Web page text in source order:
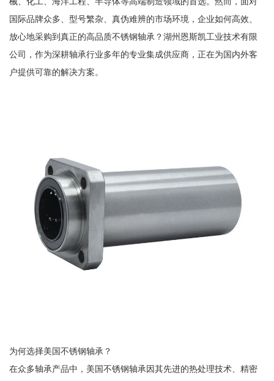
国际品牌众多、型号繁杂、真伪难辨的市场环境，企业如何高效、
放心地采购到真正的高品质不锈钢轴承？湖州恩斯凯工业技术有限
公司，作为深耕轴承行业多年的专业集成供应商，正在为国内外客
户提供可靠的解决方案。
为何选择美国不锈钢轴承？
在众多轴承产品中，美国不锈钢轴承因其先进的热处理技术、精密